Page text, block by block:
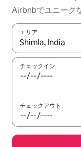
Airbnbでユニーク
エリア
検索結果が表示さ
チェックイン
チェックアウト